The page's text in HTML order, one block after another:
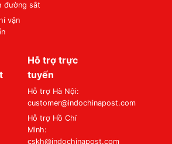
đường sắt
vận
Hỗ trợ trực
tuyến
Hỗ trợ Hà Nội:
customer@indochinapost.com
Hỗ trợ Hồ Chí
Minh:
cskh@indochinapost.com